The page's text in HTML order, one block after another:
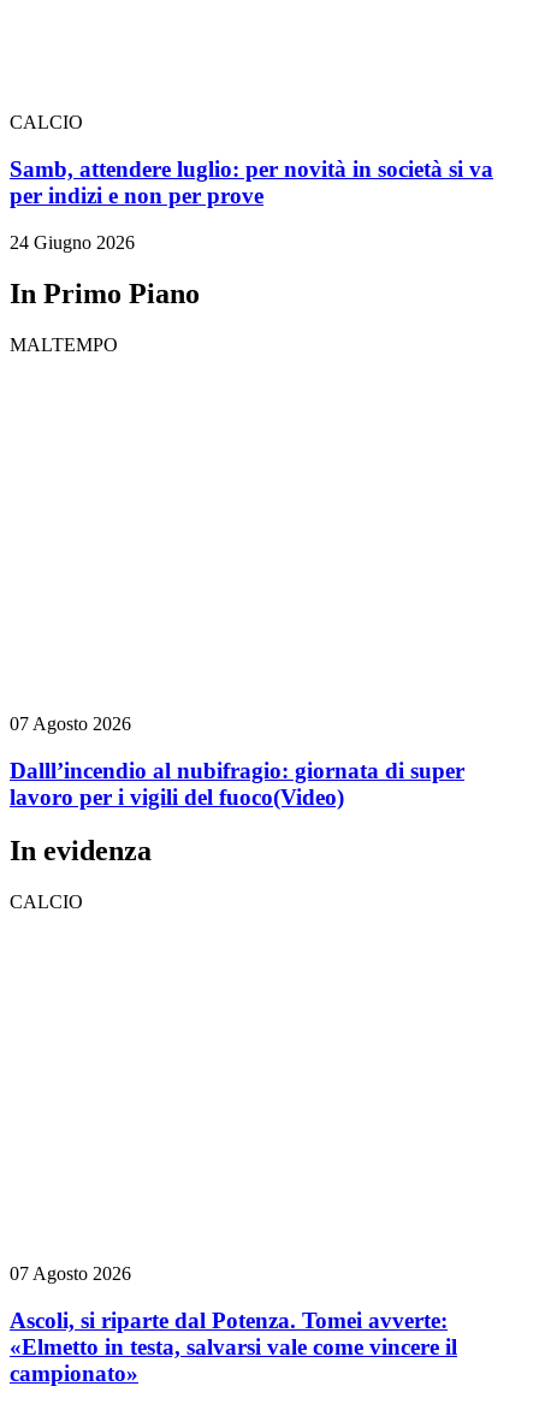
CALCIO
Samb, attendere luglio: per novità in società si va
per indizi e non per prove
24 Giugno 2026
In Primo Piano
MALTEMPO
07 Agosto 2026
Dalll’incendio al nubifragio: giornata di super
lavoro per i vigili del fuoco(Video)
In evidenza
CALCIO
07 Agosto 2026
Ascoli, si riparte dal Potenza. Tomei avverte:
«Elmetto in testa, salvarsi vale come vincere il
campionato»